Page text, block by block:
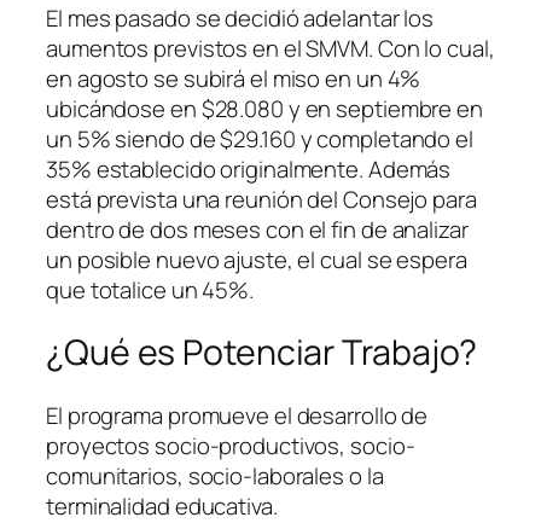
El mes pasado se decidió adelantar los
aumentos previstos en el SMVM. Con lo cual,
en agosto se subirá el miso en un 4%
ubicándose en $28.080 y en septiembre en
un 5% siendo de $29.160 y completando el
35% establecido originalmente. Además
está prevista una reunión del Consejo para
dentro de dos meses con el fin de analizar
un posible nuevo ajuste, el cual se espera
que totalice un 45%.
¿Qué es Potenciar Trabajo?
El programa promueve el desarrollo de
proyectos socio-productivos, socio-
comunitarios, socio-laborales o la
terminalidad educativa.